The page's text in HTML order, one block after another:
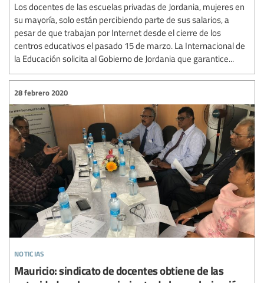
Los docentes de las escuelas privadas de Jordania, mujeres en
su mayoría, solo están percibiendo parte de sus salarios, a
pesar de que trabajan por Internet desde el cierre de los
centros educativos el pasado 15 de marzo. La Internacional de
la Educación solicita al Gobierno de Jordania que garantice...
noticias
28 febrero 2020
Mauricio: sindicato de docentes obtiene de las